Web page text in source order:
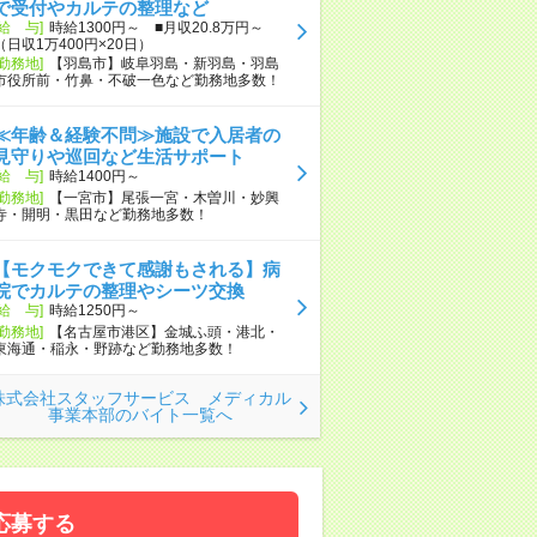
受付やカルテの整理など
与] 時給1300円～ ■月収20.8万円～
日収1万400円×20日）
務地]
【羽島市】岐阜羽島・新羽島・羽島
役所前・竹鼻・不破一色など勤務地多数！
齢＆経験不問≫施設で入居者の
守りや巡回など生活サポート
与] 時給1400円～
務地]
【一宮市】尾張一宮・木曽川・妙興
・開明・黒田など勤務地多数！
モクモクできて感謝もされる】病
でカルテの整理やシーツ交換
与] 時給1250円～
務地]
【名古屋市港区】金城ふ頭・港北・
海通・稲永・野跡など勤務地多数！
式会社スタッフサービス メディカル
事業本部のバイト一覧へ
募する